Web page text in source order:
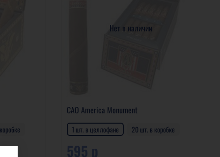
Нет в наличии
CAO America Monument
1 шт. в целлофане 20 шт. в коробке
595 р